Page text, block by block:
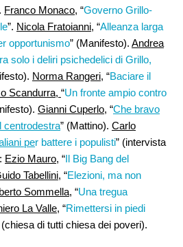
Franco Monaco, “Governo Grillo-
”. Nicola Fratoianni, “Alleanza larga
opportunismo” (Manifesto). Andrea
solo i deliri psichedelici di Grillo,
Norma Rangeri, “Baciare il
Scandurra, “Un fronte ampio contro
Gianni Cuperlo, “Che bravo
centrodestra” (Mattino). Carlo
per battere i populisti” (intervista
Ezio Mauro, “Il Big Bang del
Tabellini, “Elezioni, ma non
Sommella, “Una tregua
La Valle, “Rimettersi in piedi
(chiesa di tutti chiesa dei poveri).